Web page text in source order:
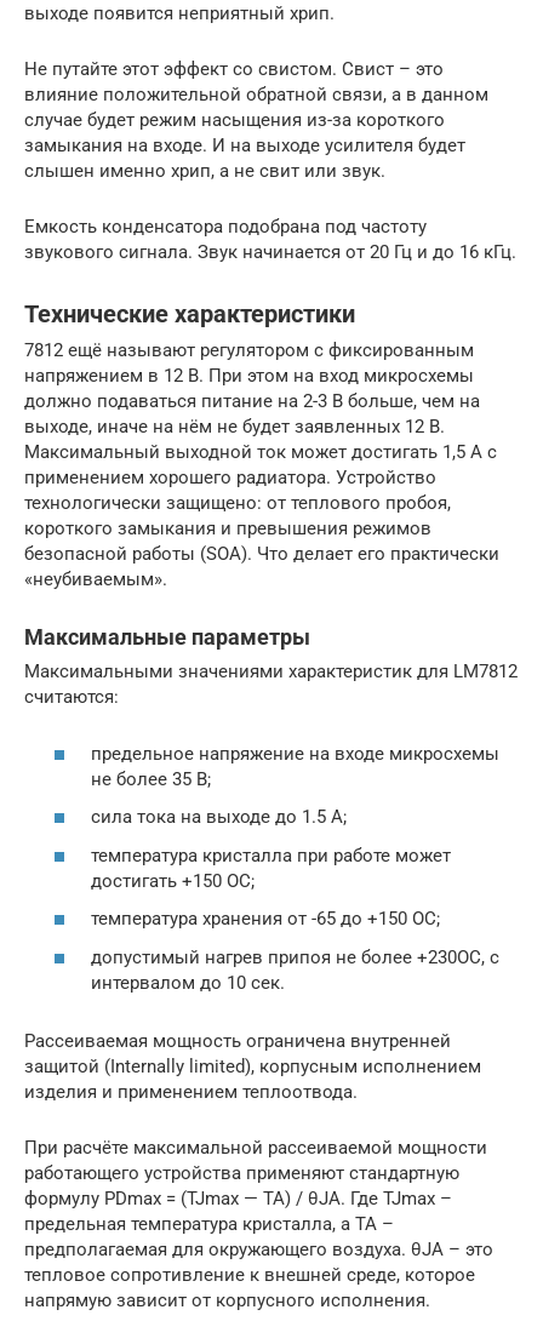
выходе появится неприятный хрип.
Не путайте этот эффект со свистом. Свист – это
влияние положительной обратной связи, а в данном
случае будет режим насыщения из-за короткого
замыкания на входе. И на выходе усилителя будет
слышен именно хрип, а не свит или звук.
Емкость конденсатора подобрана под частоту
звукового сигнала. Звук начинается от 20 Гц и до 16 кГц.
Технические характеристики
7812 ещё называют регулятором с фиксированным
напряжением в 12 В. При этом на вход микросхемы
должно подаваться питание на 2-3 В больше, чем на
выходе, иначе на нём не будет заявленных 12 В.
Максимальный выходной ток может достигать 1,5 А с
применением хорошего радиатора. Устройство
технологически защищено: от теплового пробоя,
короткого замыкания и превышения режимов
безопасной работы (SOA). Что делает его практически
«неубиваемым».
Максимальные параметры
Максимальными значениями характеристик для LM7812
считаются:
предельное напряжение на входе микросхемы
не более 35 В;
сила тока на выходе до 1.5 А;
температура кристалла при работе может
достигать +150 ОС;
температура хранения от -65 до +150 ОС;
допустимый нагрев припоя не более +230ОС, с
интервалом до 10 сек.
Рассеиваемая мощность ограничена внутренней
защитой (Internally limited), корпусным исполнением
изделия и применением теплоотвода.
При расчёте максимальной рассеиваемой мощности
работающего устройства применяют стандартную
формулу PDmax = (TJmax — ТА) / θJA. Где TJmax –
предельная температура кристалла, а ТА –
предполагаемая для окружающего воздуха. θJA – это
тепловое сопротивление к внешней среде, которое
напрямую зависит от корпусного исполнения.